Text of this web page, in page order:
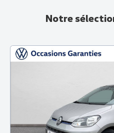
Notre